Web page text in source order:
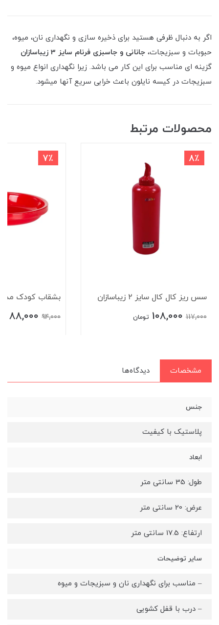
اگر به دنبال ظرفی هستید برای ذخیره سازی و نگهداری نان، میوه،
حبوبات و سبزیجات، جانانی و جاسبزی فرنام سایز 3 زیباسازان
گزینه ای مناسب برای این کار می باشد. زیرا نگهداری انواع میوه و
سبزیجات در کیسه نایلون باعث خرابی سریع آنها میشود.
محصولات مرتبط
8٪
سس ریز کال کال سایز ۲ زیباسازان
117,000
108,000 تومان
7٪
بشقاب کودک مدل
94,000
88,000
مشخصات دیدگاه‌ها
جنس
پلاستیک با کیفیت
ابعاد
طول: 35 سانتی متر
عرض: 20 سانتی متر
ارتفاع: 17.5 سانتی متر
سایر توضیحات
– مناسب برای نگهداری نان و سبزیجات و میوه
– درب با قفل کشویی